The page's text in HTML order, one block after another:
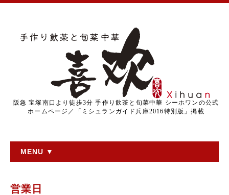
阪急 宝塚南口より徒歩3分 手作り飲茶と旬菜中華 シーホワンの公式
ホームページ／「ミシュランガイド兵庫2016特別版」掲載
MENU ▼
営業日